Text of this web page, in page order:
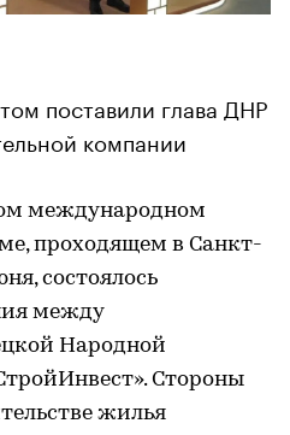
поставили глава ДНР
компании
международном
проходящем в Санкт-
состоялось
между
Народной
Стороны
жилья